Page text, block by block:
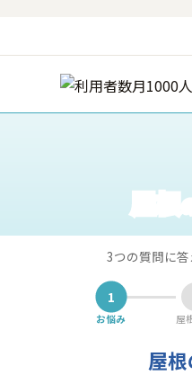
屋根
3つの質問に答
1
お悩み 屋
屋